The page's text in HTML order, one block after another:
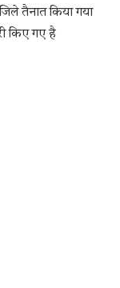
तैनात किया गया
किए गए है